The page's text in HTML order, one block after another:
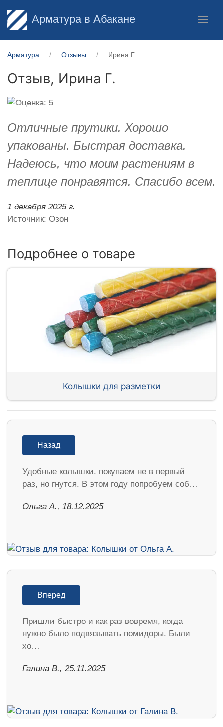
Арматура в Абакане
Арматура Отзывы Ирина Г.
Отзыв, Ирина Г.
Отличные прутики. Хорошо
упакованы. Быстрая доставка.
Надеюсь, что моим растениям в
теплице понравятся. Спасибо всем.
1 декабря 2025 г.
Источник: Озон
Подробнее о товаре
Колышки для разметки
Назад
Удобные колышки. покупаем не в первый
раз, но гнутся. В этом году попробуем соб…
Ольга А., 18.12.2025
Вперед
Пришли быстро и как раз вовремя, когда
нужно было подвязывать помидоры. Были
хо…
Галина В., 25.11.2025